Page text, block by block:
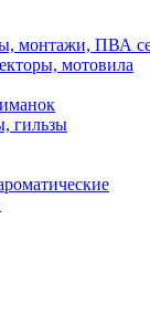
монтажи, ПВА
мотовила
гильзы